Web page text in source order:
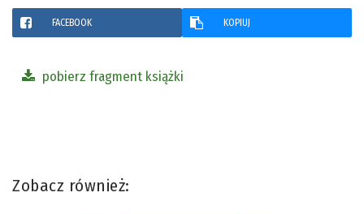
FACEBOOK KOPIUJ
pobierz fragment książki
Zobacz również: